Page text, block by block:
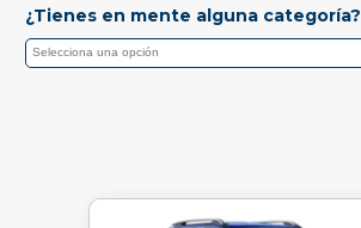
¿Tienes en mente alguna categoría?